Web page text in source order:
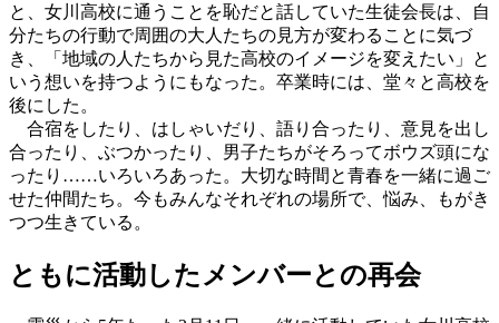
と、女川高校に通うことを恥だと話していた生徒会長は、自
分たちの行動で周囲の大人たちの見方が変わることに気づ
き、「地域の人たちから見た高校のイメージを変えたい」と
いう想いを持つようにもなった。卒業時には、堂々と高校を
後にした。
合宿をしたり、はしゃいだり、語り合ったり、意見を出し
合ったり、ぶつかったり、男子たちがそろってボウズ頭にな
ったり……いろいろあった。大切な時間と青春を一緒に過ご
せた仲間たち。今もみんなそれぞれの場所で、悩み、もがき
つつ生きている。
ともに活動したメンバーとの再会